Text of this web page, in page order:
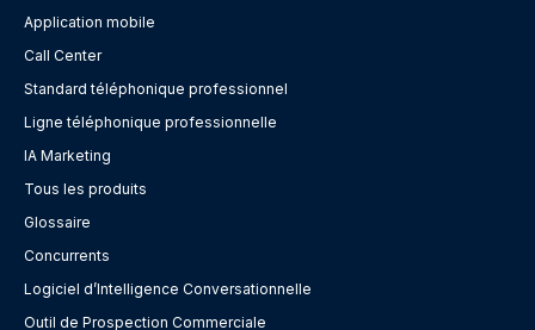
Application mobile
Call Center
Standard téléphonique professionnel
Ligne téléphonique professionnelle
IA Marketing
Tous les produits
Glossaire
Concurrents
Logiciel d’Intelligence Conversationnelle
Outil de Prospection Commerciale